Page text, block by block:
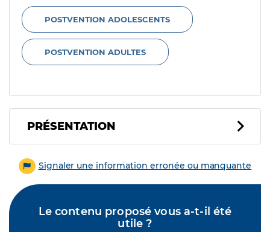
POSTVENTION ADOLESCENTS
POSTVENTION ADULTES
PRÉSENTATION
Signaler une information erronée ou manquante
Le contenu proposé vous a-t-il été
utile ?